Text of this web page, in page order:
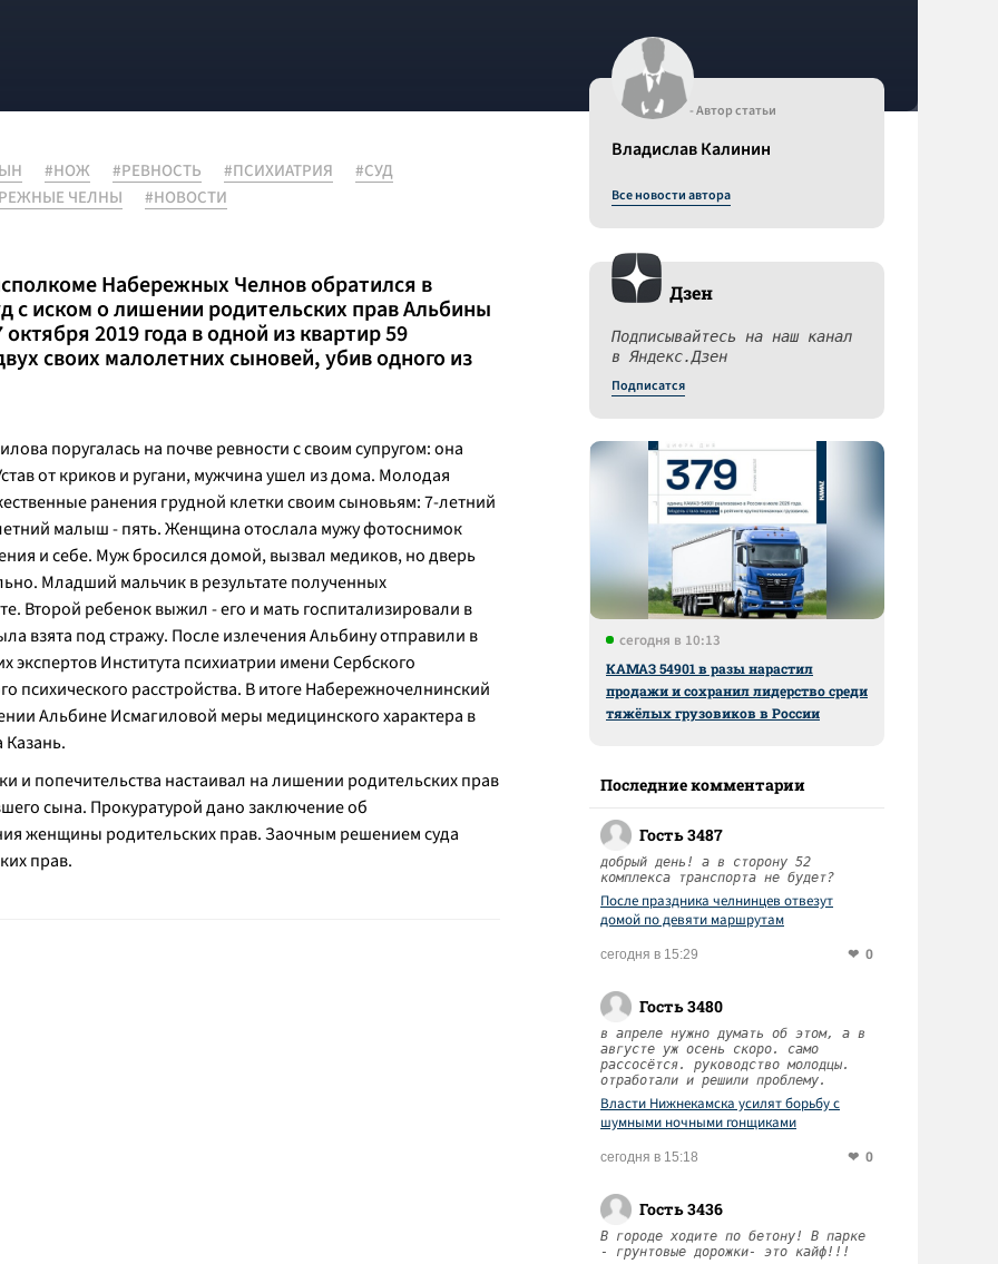
#НОЖ #РЕВНОСТЬ #ПСИХИАТРИЯ
#СУД
ЧЕЛНЫ #НОВОСТИ
Набережных Челнов обратился в
с иском о лишении родительских прав Альбины
2019 года в одной из квартир 59
своих малолетних сыновей, убив одного из
поругалась на почве ревности с своим супругом: она
от криков и ругани, мужчина ушел из дома. Молодая
ранения грудной клетки своим сыновьям: 7-летний
малыш - пять. Женщина отослала мужу фотоснимок
и себе. Муж бросился домой, вызвал медиков, но дверь
Младший мальчик в результате полученных
Второй ребенок выжил - его и мать госпитализировали в
взята под стражу. После излечения Альбину отправили в
экспертов Института психиатрии имени Сербского
расстройства. В итоге Набережночелнинский
Альбине Исмагиловой меры медицинского характера в
и попечительства настаивал на лишении родительских прав
сына. Прокуратурой дано заключение об
женщины родительских прав. Заочным решением суда
прав.
- Автор статьи
Владислав Калинин
Все новости автора
Дзен
Подписывайтесь на наш канал
в Яндекс.Дзен
Подписатся
сегодня в 10:13
КАМАЗ 54901 в разы нарастил
продажи и сохранил лидерство среди
тяжёлых грузовиков в России
Последние комментарии
Гость 3487
добрый день! а в сторону 52
комплекса транспорта не будет?
После праздника челнинцев отвезут
домой по девяти маршрутам
сегодня в 15:29 0
Гость 3480
в апреле нужно думать об этом, а в
августе уж осень скоро. само
рассосётся. руководство молодцы.
отработали и решили проблему.
Власти Нижнекамска усилят борьбу с
шумными ночными гонщиками
сегодня в 15:18 0
Гость 3436
В городе ходите по бетону! В парке
- грунтовые дорожки- это кайф!!!